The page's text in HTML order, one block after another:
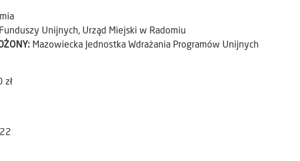
Unijnych, Urząd Miejski w Radomiu
Mazowiecka Jednostka Wdrażania Programów Unijnych
zł